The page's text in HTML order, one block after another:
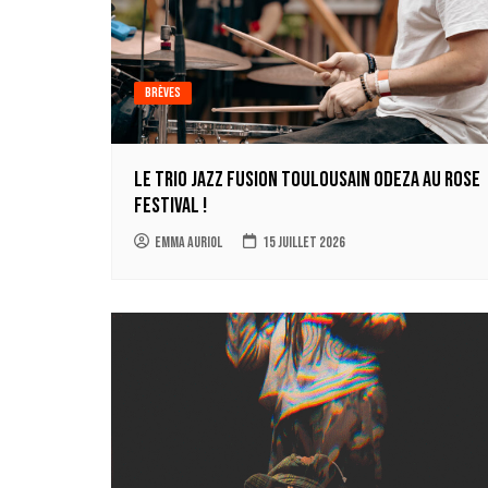
Brèves
Le trio jazz fusion toulousain ODEZA au Rose
Festival !
Emma Auriol 15 juillet 2026